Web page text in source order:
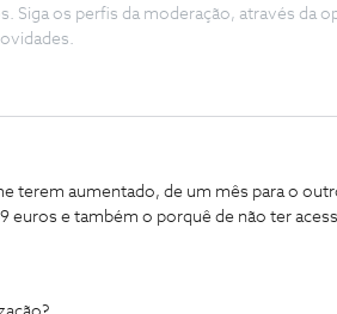
Siga os perfis da moderação, através da
terem aumentado, de um mês para o
euros e também o porquê de não ter